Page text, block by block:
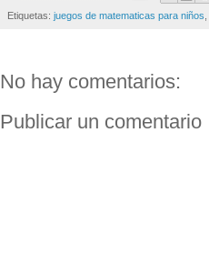
Etiquetas: juegos de matematicas para niños
No hay comentarios:
Publicar un comentario